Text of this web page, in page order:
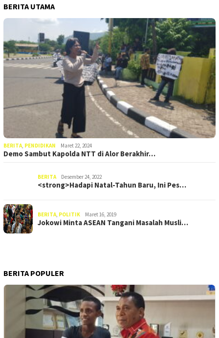
BERITA UTAMA
BERITA, PENDIDIKAN Maret 22, 2024
Demo Sambut Kapolda NTT di Alor Berakhir…
BERITA Desember 24, 2022
<strong>Hadapi Natal-Tahun Baru, Ini Pes…
BERITA, POLITIK Maret 16, 2019
Jokowi Minta ASEAN Tangani Masalah Musli…
BERITA POPULER